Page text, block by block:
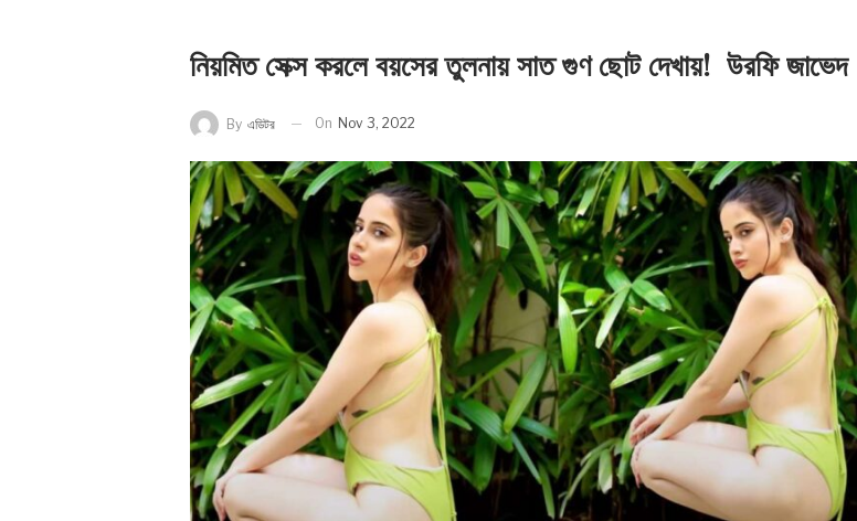
নিয়মিত সেক্স করলে বয়সের তুলনায় সাত গুণ ছোট দেখায়! উরফি জাভেদ
By এডিটর On Nov 3, 2022